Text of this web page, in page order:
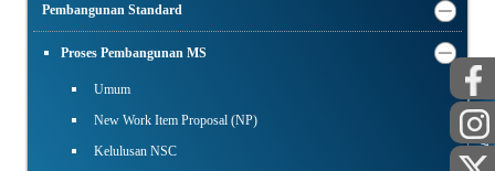
Pembangunan Standard
Proses Pembangunan MS
Umum
New Work Item Proposal (NP)
Kelulusan NSC
AWAM